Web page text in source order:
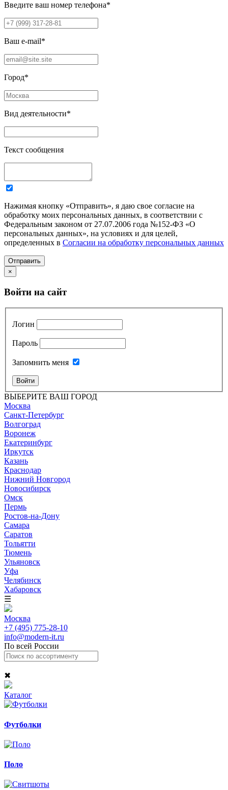
Введите ваш номер телефона*
Ваш e-mail*
Город*
Вид деятельности*
Текст сообщения
Нажимая кнопку «Отправить», я даю свое согласие на
обработку моих персональных данных, в соответствии с
Федеральным законом от 27.07.2006 года №152-ФЗ «О
персональных данных», на условиях и для целей,
определенных в Согласии на обработку персональных данных
Отправить
×
Войти на сайт
Логин
Пароль
Запомнить меня
Войти
ВЫБЕРИТЕ ВАШ ГОРОД
Москва
Санкт-Петербург
Волгоград
Воронеж
Екатеринбург
Иркутск
Казань
Краснодар
Нижний Новгород
Новосибирск
Омск
Пермь
Ростов-на-Дону
Самара
Саратов
Тольятти
Тюмень
Ульяновск
Уфа
Челябинск
Хабаровск
☰
Москва
+7 (495) 775-28-10
info@modern-it.ru
По всей России
✖
Каталог
Футболки
Поло